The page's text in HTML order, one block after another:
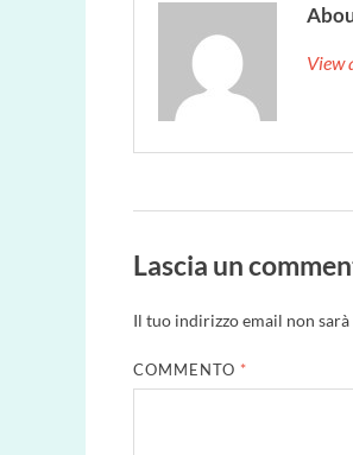
View
Lascia un
Il tuo indirizzo email non
COMMENTO *